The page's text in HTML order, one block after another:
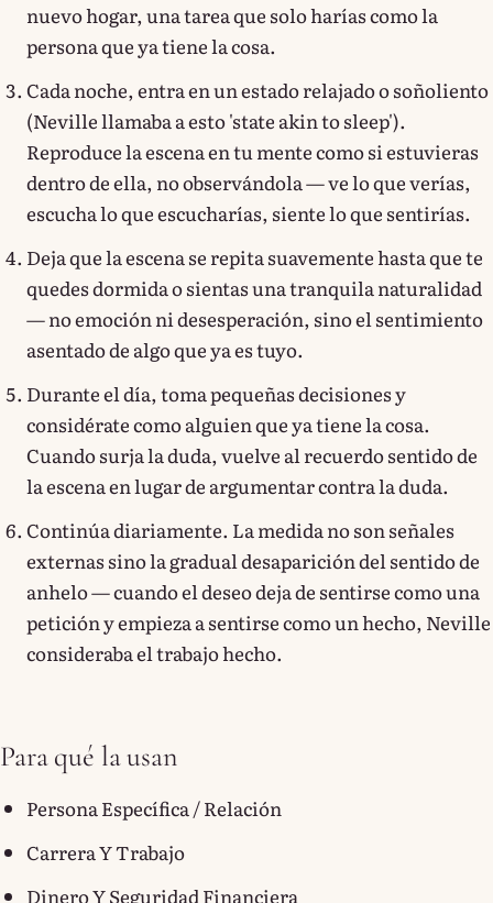
nuevo hogar, una tarea que solo harías como la
persona que ya tiene la cosa.
Cada noche, entra en un estado relajado o soñoliento
(Neville llamaba a esto 'state akin to sleep').
Reproduce la escena en tu mente como si estuvieras
dentro de ella, no observándola — ve lo que verías,
escucha lo que escucharías, siente lo que sentirías.
Deja que la escena se repita suavemente hasta que te
quedes dormida o sientas una tranquila naturalidad
— no emoción ni desesperación, sino el sentimiento
asentado de algo que ya es tuyo.
Durante el día, toma pequeñas decisiones y
considérate como alguien que ya tiene la cosa.
Cuando surja la duda, vuelve al recuerdo sentido de
la escena en lugar de argumentar contra la duda.
Continúa diariamente. La medida no son señales
externas sino la gradual desaparición del sentido de
anhelo — cuando el deseo deja de sentirse como una
petición y empieza a sentirse como un hecho, Neville
consideraba el trabajo hecho.
Para qué la usan
Persona Específica / Relación
Carrera Y Trabajo
Dinero Y Seguridad Financiera